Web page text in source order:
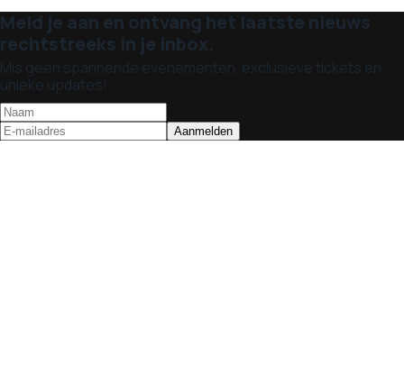
Meld je aan en ontvang het laatste nieuws
rechtstreeks in je inbox.
Mis geen spannende evenementen, exclusieve tickets en
unieke updates!